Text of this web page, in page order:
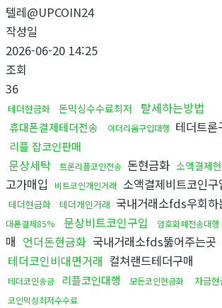
텔레@UPCOIN24
작성일
2026-06-20 14:25
조회
36
테더현금화 돈믹싱수수료최저 탈세하는방법
휴대폰결제테더전송 이더리움구입대행 테더트론
리플 잡코인판매
문상세탁 트론리플코인전송 돈현금화 소액결제
고가매입
비트코인개인거래 소액결제비트코인구
테더현금화 테더개인거래 국내거래소fds우회하
대폰결제85%
문상비트코인구입 암호화폐전송대행
매 언더돈현금화 국내거래소fds뚫어주는곳
테더코인비대면거래 컬쳐랜드테더구매
테더코인송금 리플코인대행 모든코인현금화 자금
코인믹싱최저수수료